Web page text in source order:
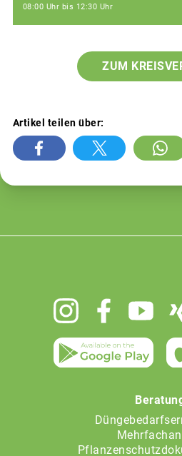
08:00 Uhr bis 12:30 Uhr
ZUM
Artikel teilen über: